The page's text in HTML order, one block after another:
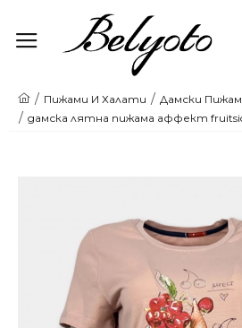
Онлайн
магазин
Бански
Пижами И Халати Дамски
дамска лятна пижама аффект